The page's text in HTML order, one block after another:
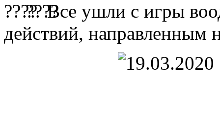
Все ушли с игры
действий, направленным